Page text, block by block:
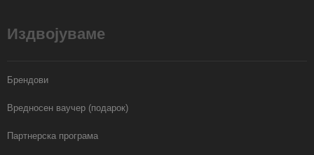
Издвојуваме
Брендови
Вредносен ваучер (подарок)
Партнерска програма